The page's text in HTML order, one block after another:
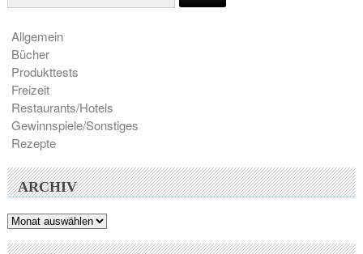
Allgemein
Bücher
Produkttests
Freizeit
Restaurants/Hotels
Gewinnspiele/Sonstiges
Rezepte
ARCHIV
Archiv